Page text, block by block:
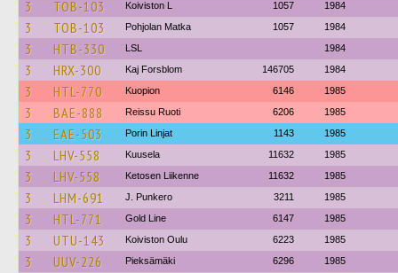
3 TOB-103 Koiviston L 1057 1984
3 TOB-103 Pohjolan Matka 1057 1984
3 HTB-330 LSL 1984
3 HRX-300 Kaj Forsblom 146705 1984
3 HTL-770 Kuopion 6146 1985
3 BAE-888 Reissu Ruoti 6206 1985
3 EAE-503 Porin Linjat 1143 1985
3 LHV-558 Kuusela 11632 1985
3 LHV-558 Ketosen Liikenne 11632 1985
3 LHM-691 J. Punkero 3211 1985
3 HTL-771 Gold Line 6147 1985
3 UTU-143 Koiviston Oulu 6223 1985
3 UUV-226 Pieksämäki 6296 1985